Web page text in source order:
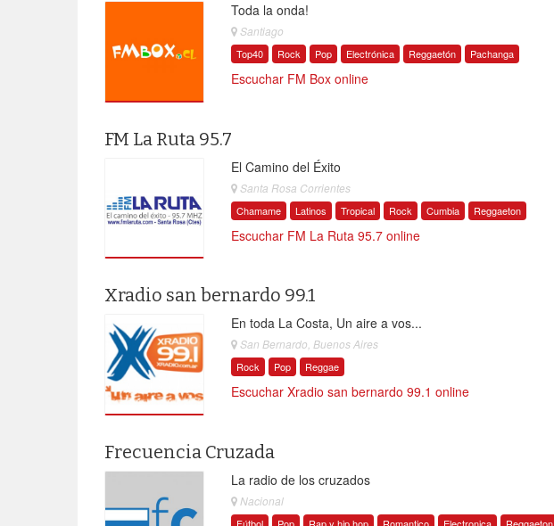
Toda la onda!
Santiago
Top40 Rock Pop Electrónica Reggaetón Pachanga
Escuchar FM Box online
FM La Ruta 95.7
El Camino del Éxito
Santa Rosa Corrientes
Chamame Latinos Tropical Rock Cumbia Reggaeton
Escuchar FM La Ruta 95.7 online
Xradio san bernardo 99.1
En toda La Costa, Un aire a vos...
San Bernardo, Buenos Aires
Rock Pop Reggae
Escuchar Xradio san bernardo 99.1 online
Frecuencia Cruzada
La radio de los cruzados
Nacional
Fútbol Pop Rap y hip hop Romantico Electronica Reggaeton